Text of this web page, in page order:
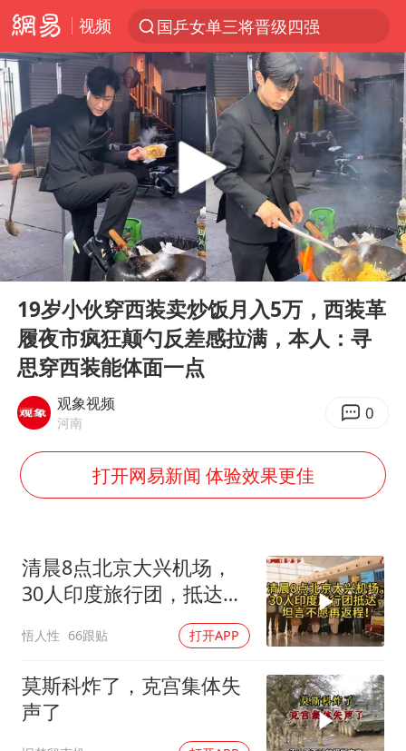
视频
国乒女单三将晋级四强
光影经济撬动暑期消费新蓝海
马克·艾伦退出斯诺克中国公开赛
央视新主播李秋莹孙亚鹏亮相
情侣平潭拍日出坠崖1死1伤
36岁男演员成景区NPC后人气爆棚
全民健身事业高质量发展
台当局重金为“台独”织“皇帝新衣”
白海豚将正面袭击贯穿浙江
酒店花洒现排泄物住客索赔遭拒
杭州全市有序停课
乐享全民健身 共筑健康中国
Play
00:00 00:47
19岁小伙穿西装卖炒饭月入5万，西装革
履夜市疯狂颠勺反差感拉满，本人：寻
思穿西装能体面一点
观象视频
河南 0
打开网易新闻 体验效果更佳
清晨8点北京大兴机场，
30人印度旅行团，抵达，
悟人性 66跟贴 打开APP
莫斯科炸了，克宫集体失
声了